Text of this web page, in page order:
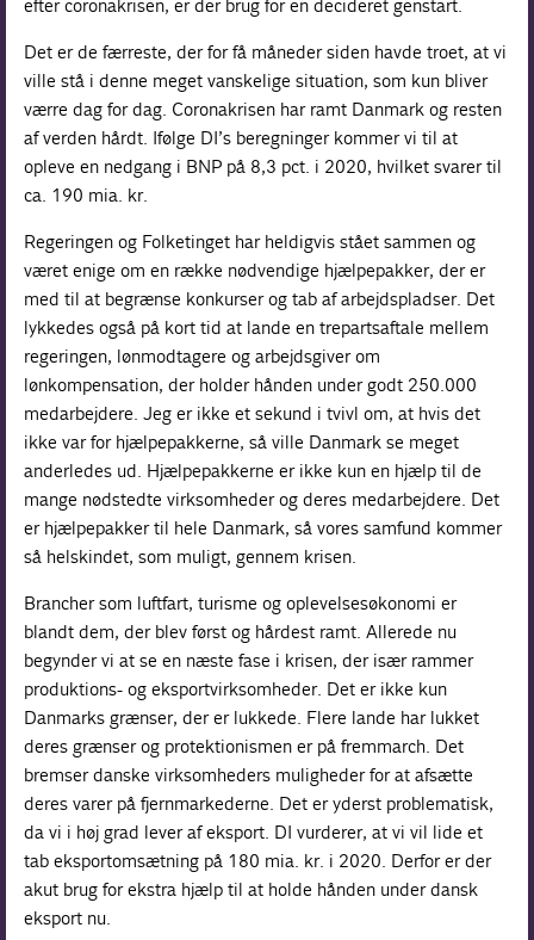
efter coronakrisen, er der brug for en decideret genstart.
Det er de færreste, der for få måneder siden havde troet, at vi
ville stå i denne meget vanskelige situation, som kun bliver
værre dag for dag. Coronakrisen har ramt Danmark og resten
af verden hårdt. Ifølge DI’s beregninger kommer vi til at
opleve en nedgang i BNP på 8,3 pct. i 2020, hvilket svarer til
ca. 190 mia. kr.
Regeringen og Folketinget har heldigvis stået sammen og
været enige om en række nødvendige hjælpepakker, der er
med til at begrænse konkurser og tab af arbejdspladser. Det
lykkedes også på kort tid at lande en trepartsaftale mellem
regeringen, lønmodtagere og arbejdsgiver om
lønkompensation, der holder hånden under godt 250.000
medarbejdere. Jeg er ikke et sekund i tvivl om, at hvis det
ikke var for hjælpepakkerne, så ville Danmark se meget
anderledes ud. Hjælpepakkerne er ikke kun en hjælp til de
mange nødstedte virksomheder og deres medarbejdere. Det
er hjælpepakker til hele Danmark, så vores samfund kommer
så helskindet, som muligt, gennem krisen.
Brancher som luftfart, turisme og oplevelsesøkonomi er
blandt dem, der blev først og hårdest ramt. Allerede nu
begynder vi at se en næste fase i krisen, der især rammer
produktions- og eksportvirksomheder. Det er ikke kun
Danmarks grænser, der er lukkede. Flere lande har lukket
deres grænser og protektionismen er på fremmarch. Det
bremser danske virksomheders muligheder for at afsætte
deres varer på fjernmarkederne. Det er yderst problematisk,
da vi i høj grad lever af eksport. DI vurderer, at vi vil lide et
tab eksportomsætning på 180 mia. kr. i 2020. Derfor er der
akut brug for ekstra hjælp til at holde hånden under dansk
eksport nu.